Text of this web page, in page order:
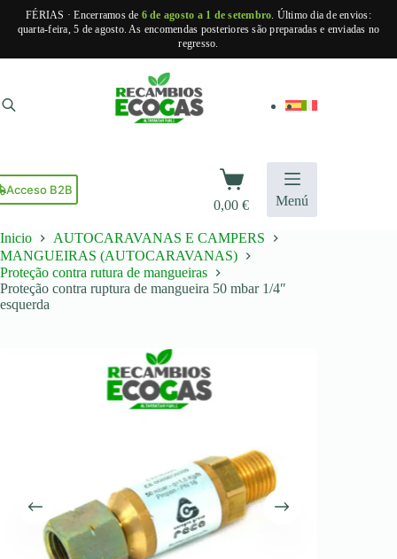
FÉRIAS · Encerramos de 6 de agosto a 1 de setembro. Último dia de envios:
quarta-feira, 5 de agosto. As encomendas posteriores são preparadas e enviadas no
regresso.
o
conteúdo
Acceso B2B
Carrinho
de
compras
0,00€ Menú
Inicio
AUTOCARAVANAS E CAMPERS
MANGUEIRAS (AUTOCARAVANAS)
Proteção contra rutura de mangueiras
Proteção contra ruptura de mangueira 50 mbar 1/4″
esquerda